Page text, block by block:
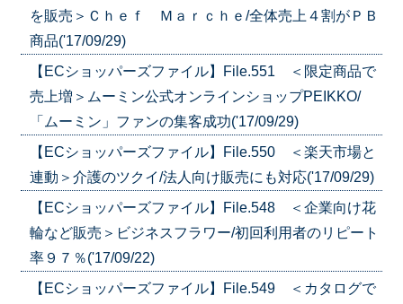
を販売＞Ｃｈｅｆ Ｍａｒｃｈｅ/全体売上４割がＰＢ
商品('17/09/29)
【ECショッパーズファイル】File.551 ＜限定商品で
売上増＞ムーミン公式オンラインショップPEIKKO/
「ムーミン」ファンの集客成功('17/09/29)
【ECショッパーズファイル】File.550 ＜楽天市場と
連動＞介護のツクイ/法人向け販売にも対応('17/09/29)
【ECショッパーズファイル】File.548 ＜企業向け花
輪など販売＞ビジネスフラワー/初回利用者のリピート
率９７％('17/09/22)
【ECショッパーズファイル】File.549 ＜カタログで